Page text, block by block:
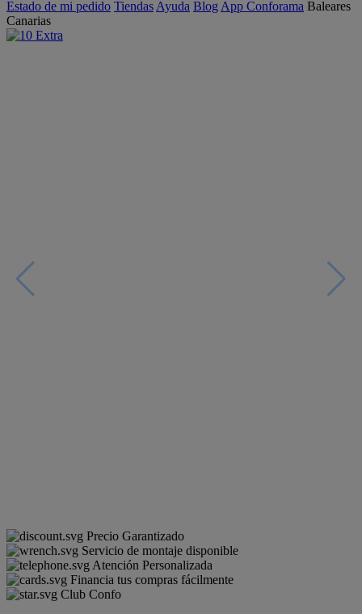
Estado de mi pedido Tiendas Ayuda Blog App Conforama Baleares
Canarias
Precio Garantizado
Servicio de montaje disponible
Atención Personalizada
Financia tus compras fácilmente
Club Confo